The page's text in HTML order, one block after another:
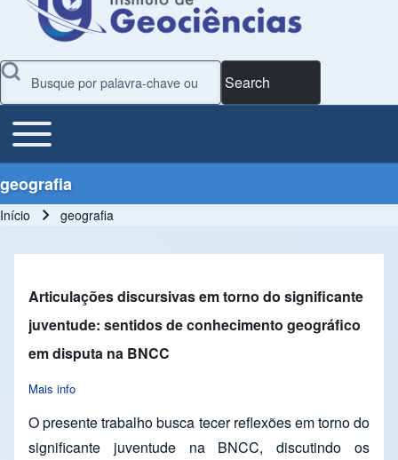
Search
Main Menu
Toggle main menu
geografia
Início geografia
Articulações discursivas em torno do significante
juventude: sentidos de conhecimento geográfico
em disputa na BNCC
Mais info
O presente trabalho busca tecer reflexões em torno do
significante juventude na BNCC, discutindo os